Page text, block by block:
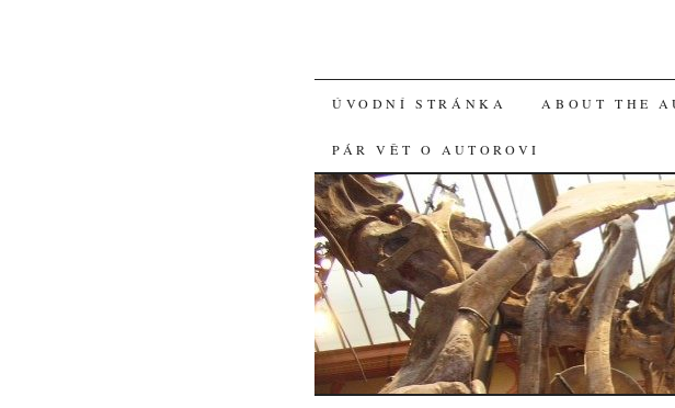
SKIP
TO
CONTENT
ÚVODNÍ STRÁNKA ABOUT THE
PÁR VĚT O AUTOROVI